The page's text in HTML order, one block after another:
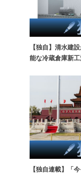
【独自】清水建
能な冷蔵倉庫新
【独自連載】「